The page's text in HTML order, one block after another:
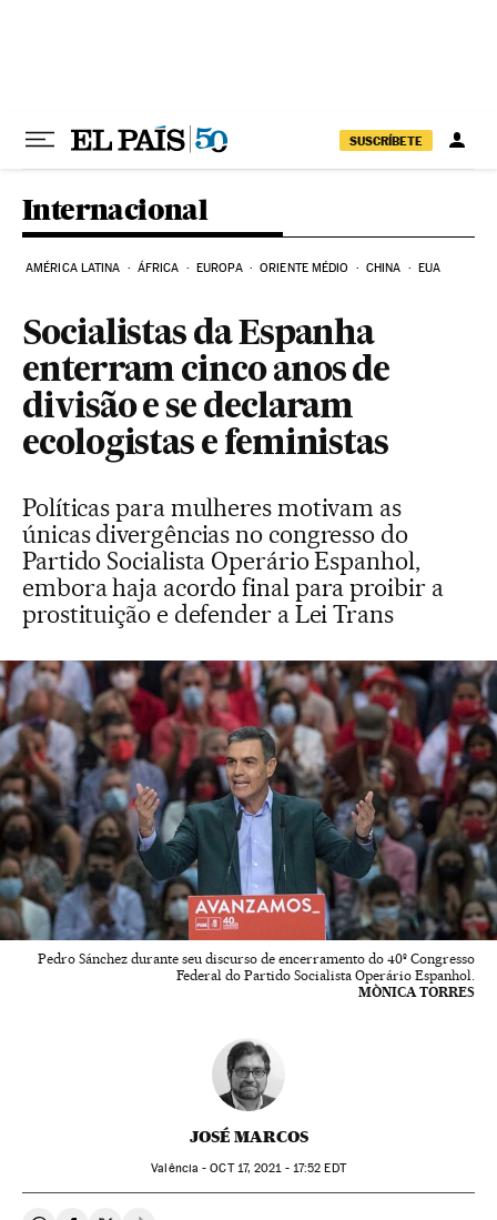
SUSCRÍBETE
Internacional
AMÉRICA LATINA ÁFRICA EUROPA ORIENTE MÉDIO CHINA EUA
Socialistas da Espanha
enterram cinco anos de
divisão e se declaram
ecologistas e feministas
Políticas para mulheres motivam as
únicas divergências no congresso do
Partido Socialista Operário Espanhol,
embora haja acordo final para proibir a
prostituição e defender a Lei Trans
Pedro Sánchez durante seu discurso de encerramento do 40º Congresso
Federal do Partido Socialista Operário Espanhol.
MÒNICA TORRES
JOSÉ MARCOS
Valência -OCT17, 2021 - 17:52 EDT